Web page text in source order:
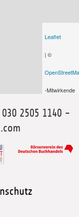
Leaflet
| ©
-Mitwirkende
2505 1140 -